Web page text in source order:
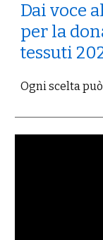
Dai voce
per la
tessuti
Ogni scelta